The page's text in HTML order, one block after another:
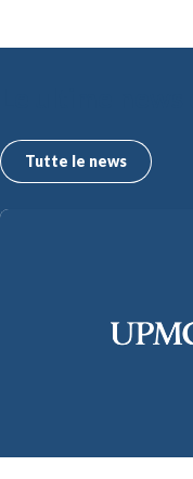
Tutte le news